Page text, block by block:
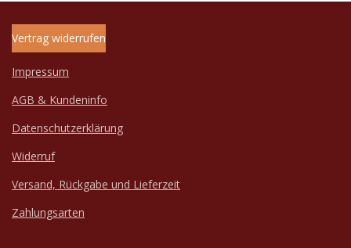
Vertrag widerrufen
Impressum
AGB & Kundeninfo
Datenschutzerklärung
Widerruf
Versand, Rückgabe und Lieferzeit
Zahlungsarten